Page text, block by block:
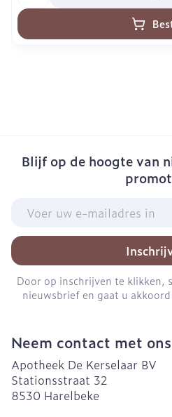
Blijf op de hoogte van
Door op inschrijven te klikken,
nieuwsbrief en gaat u
Neem contact met
Apotheek De Kerselaar BV
Stationsstraat 32
8530 Harelbeke